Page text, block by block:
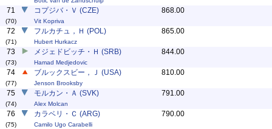
71
(70)
コプジバ・Ｖ (CZE)
Vit Kopriva
868.00
72
(71)
フルカチュ，Ｈ (POL)
Hubert Hurkacz
865.00
73
(73)
メジェドビッチ・Ｈ (SRB)
Hamad Medjedovic
844.00
74
(77)
ブルックスビー，Ｊ (USA)
Jenson Brooksby
810.00
75
(74)
モルカン・Ａ (SVK)
Alex Molcan
791.00
76
(75)
カラベリ・Ｃ (ARG)
Camilo Ugo Carabelli
790.00